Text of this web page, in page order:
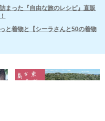
たような爽やかなブル
90㎝（仕上がりによって
まった『自由な旅のレシピ』直販
と着物と【シーラさんと50の着物